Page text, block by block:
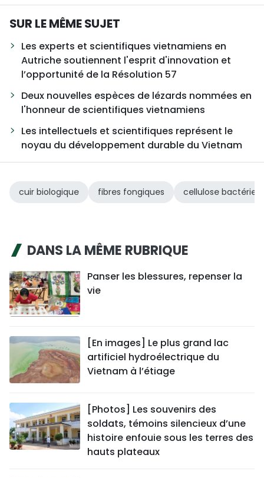
SUR LE MÊME SUJET
Les experts et scientifiques vietnamiens en
Autriche soutiennent l'esprit d'innovation et
l’opportunité de la Résolution 57
Deux nouvelles espèces de lézards nommées en
l'honneur de scientifiques vietnamiens
Les intellectuels et scientifiques représent le
noyau du développement durable du Vietnam
cuir biologique fibres fongiques cellulose
DANS LA MÊME RUBRIQUE
Panser les blessures, repenser la
vie
[En images] Le plus grand lac
artificiel hydroélectrique du
Vietnam à l’étiage
[Photos] Les souvenirs des
soldats, témoins silencieux d’une
histoire enfouie sous les terres des
hauts plateaux